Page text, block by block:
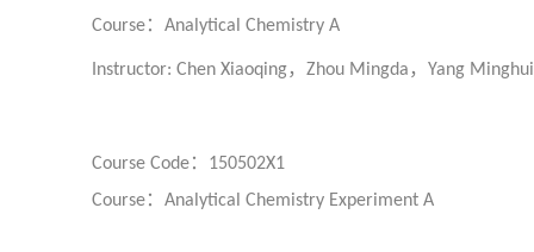
Course： Analytical Chemistry A
Instructor: Chen Xiaoqing， Zhou Mingda ， Yang Minghui
Course Code：
150502X1
Course： Analytical Chemistry Experiment A